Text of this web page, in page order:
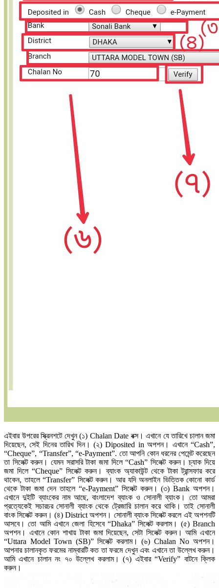
এইবার উপরের স্ক্রিনশটে দেখুন (১) Chalan Date বক্স। এখানে যে তারিখে চালান জমা
দিয়েছেন, সেই দিনের তারিখ দিন। (২) Diposited in অপশন। এখানে “Cash”,
“Cheque”, “Transfer”, “e-Payment”. তো আপনি কোন ধরনের পেমেন্ট করেছেন
তা সিলেক্ট করুন। যেমন সরাসরি টাকা জমা দিলে “Cash” সিলেক্ট করুন। চ্যাক দিয়ে
জমা দিলে “Cheque” সিলেক্ট করুন। ব্যাংক অ্যাকাউন্ট থেকে টাকা ট্রান্সফার করে
থাকেন, তাহলে “Transfer” সিলেক্ট করুন। আর যদি অনলাইন ভিত্তিক কোনো কার্ড
থেকে টাকা জমা দেন তাহলে “e-Payment” সিলেক্ট করুন। (৩) Bank অপশন।
এখানে দুইটি ব্যাংকের নাম আছে, বাংলাদেশ ব্যাংক ও সোনালী ব্যাংক। তো আমরা
প্রত্যেকেই সচারচর সোনালী ব্যাংক থেকে ট্রেজারি চালান করে থাকি। তাই সোনালী
বাংক সিলেক্ট করুন। (৪) District অপশন। সোনালী ব্যাংক সিলেক্ট করলে এই অপশনটি
আসবে। তো আমি এখানে জেলা হিসেবে “Dhaka” সিলেক্ট করলাম। (৫) Branch
অপশন। এখানে কোন শাখায় টাকা জমা দিয়েছেন, সেটা সিলেক্ট করুন। আমি এখানে
“Uttara Model Town (SB)” সিলেক্ট করলাম। (৬) Chalan No অপশন।
আপনার চালানকৃত ফরমের নাম্বারটি কত তা ফরমে দেখুন এবং এখানে তা উল্লেখ করুন।
আমি এখানে চালান নং ৭০ উল্লেখ করলাম। (৭) এইবার “Verify” বাটনে ক্লিক
করুন।